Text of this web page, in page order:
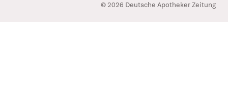
© 2026 Deutsche Apotheker Zeitung